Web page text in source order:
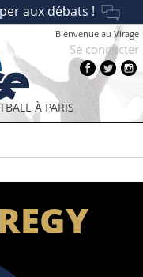
aux débats !
À PARIS
Bienvenue au Virage
Se connecter